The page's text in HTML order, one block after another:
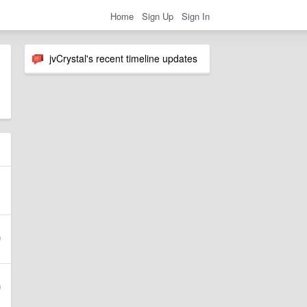
Home Sign Up Sign In
jvCrystal's recent timeline updates